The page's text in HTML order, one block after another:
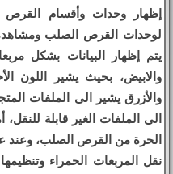
إظهار وحدات وأقسام
لوحدات القرص الصلب ومشاهدة
يتم إظهار البيانات بشكل
والابيض، بحيث يشير اللون
والأزرق يشير الى الملفات
الى الملفات الغير قابلة
نقل المربعات الحمراء